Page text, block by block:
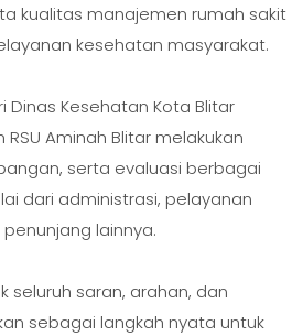
kualitas manajemen rumah sakit
kesehatan masyarakat.
Dinas Kesehatan Kota Blitar
Aminah Blitar melakukan
serta evaluasi berbagai
dari administrasi, pelayanan
lainnya.
seluruh saran, arahan, dan
sebagai langkah nyata untuk